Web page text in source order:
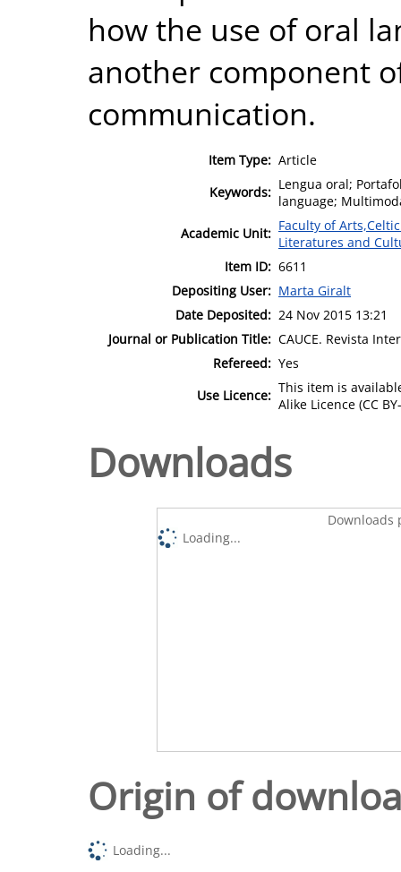
how the use of oral
another component
communication.
Item Type: Article
Keywords: Lengua oral;
language;
Academic Unit: Faculty of
Literatures and
Item ID: 6611
Depositing User: Marta Giralt
Date Deposited: 24 Nov 2015 13:21
Journal or Publication Title: CAUCE. Revista
Refereed: Yes
Use Licence: This item is
Alike Licence (CC
Downloads
Downloads
Loading...
Origin of
Loading...